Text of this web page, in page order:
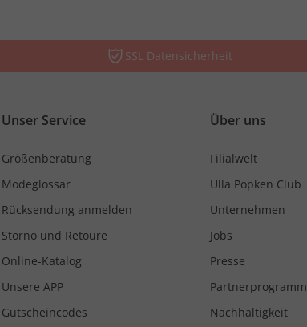
SSL Datensicherheit
Unser Service
Größenberatung
Modeglossar
Rücksendung anmelden
Storno und Retoure
Online-Katalog
Unsere APP
Gutscheincodes
Über uns
Filialwelt
Ulla Popken Club
Unternehmen
Jobs
Presse
Partnerprogramm
Nachhaltigkeit